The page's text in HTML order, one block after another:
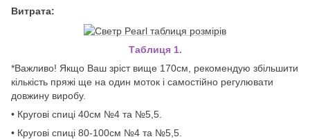
Витрата:
Таблиця 1.
*Важливо! Якщо Ваш зріст вище 170см, рекомендую збільшити
кількість пряжі ще на один моток і самостійно регулювати
довжину виробу.
• Кругові спиці 40см №4 та №5,5.
• Кругові спиці 80-100см №4 та №5,5.